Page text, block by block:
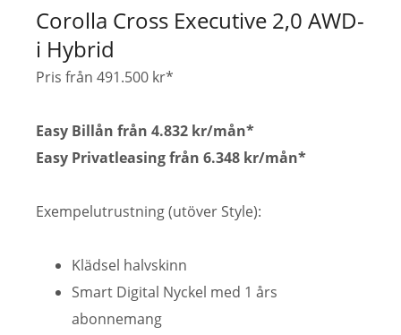
Corolla Cross Executive 2,0 AWD-
i Hybrid
Pris från 491.500 kr*
Easy Billån från 4.832 kr/mån*
Easy Privatleasing från 6.348 kr/mån*
Exempelutrustning (utöver Style):
Klädsel halvskinn
Smart Digital Nyckel med 1 års
abonnemang